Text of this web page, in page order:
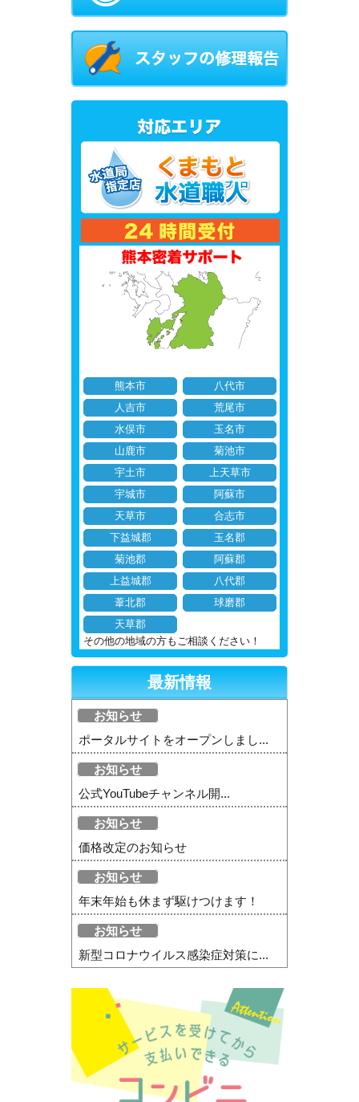
熊本市
八代市
人吉市
荒尾市
水俣市
玉名市
山鹿市
菊池市
宇土市
上天草市
宇城市
阿蘇市
天草市
合志市
下益城郡
玉名郡
菊池郡
阿蘇郡
上益城郡
八代郡
葦北郡
球磨郡
天草郡
その他の地域の方もご相談ください！
最新情報
お知らせ
ポータルサイトをオープンしまし...
お知らせ
公式YouTubeチャンネル開...
お知らせ
価格改定のお知らせ
お知らせ
年末年始も休まず駆けつけます！
お知らせ
新型コロナウイルス感染症対策に...